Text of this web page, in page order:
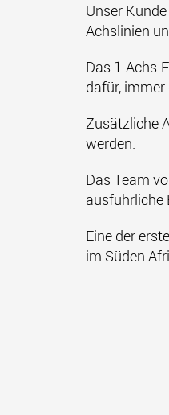
Unser
Achslinien
Das 1-Achs-
dafür,
Zusätzliche
werden.
Das Team
ausführliche
Eine der
im Süden